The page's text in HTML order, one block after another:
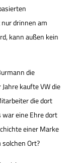
drinnen am
kann außen kein
die
kaufte VW die
die dort
eine Ehre dort
einer Marke
Ort?